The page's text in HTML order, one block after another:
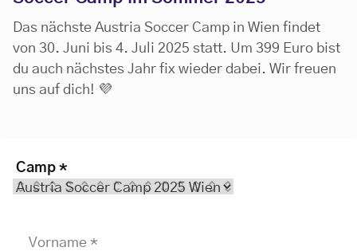
Das nächste Austria Soccer Camp in Wien findet
von 30. Juni bis 4. Juli 2025 statt. Um 399 Euro bist
du auch nächstes Jahr fix wieder dabei. Wir freuen
uns auf dich! 💜
Camp *
Vorname *